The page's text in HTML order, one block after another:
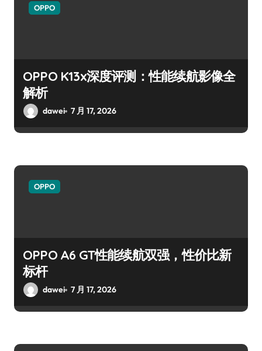
OPPO
OPPO K13x深度评测：性能续航影像全
解析
dawei 7 月 17, 2026
OPPO
OPPO A6 GT性能续航双强，性价比新
标杆
dawei 7 月 17, 2026